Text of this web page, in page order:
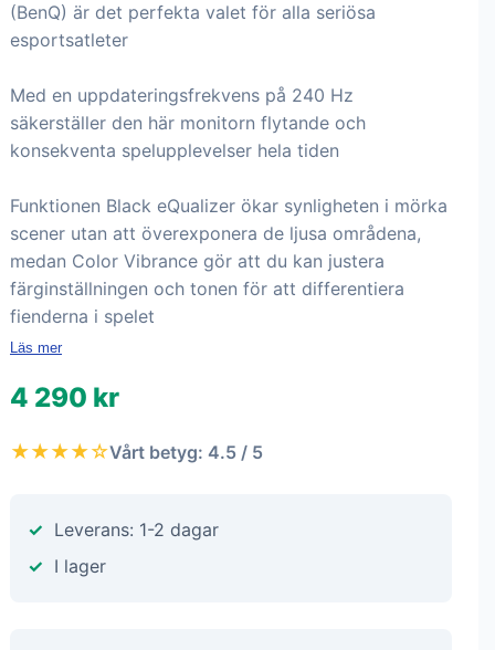
(BenQ) är det perfekta valet för alla seriösa
esportsatleter
Med en uppdateringsfrekvens på 240 Hz
säkerställer den här monitorn flytande och
konsekventa spelupplevelser hela tiden
Funktionen Black eQualizer ökar synligheten i mörka
scener utan att överexponera de ljusa områdena,
medan Color Vibrance gör att du kan justera
färginställningen och tonen för att differentiera
fienderna i spelet
Läs mer
4 290 kr
★★★★☆Vårt betyg: 4.5 / 5
Leverans: 1-2 dagar
I lager